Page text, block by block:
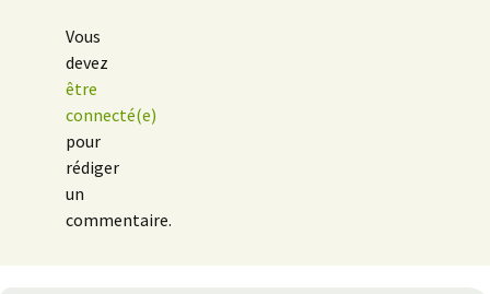
Vous
devez
être
connecté(e)
pour
rédiger
un
commentaire.